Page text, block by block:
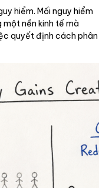
hiểm. Mối nguy hiểm
một nền kinh tế mà
quyết định cách phân